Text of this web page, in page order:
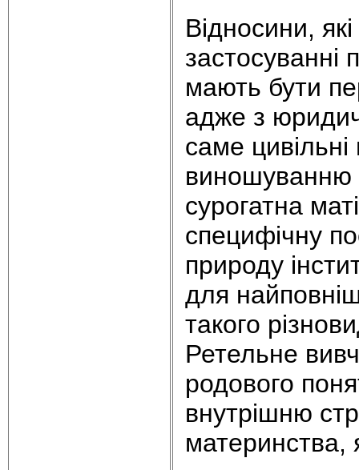
Відносини,
застосуванні
мають бути
адже з
саме
сурогатна
специфічну
природу
для
такого
Ретельне
родового
внутрішню
материнства,